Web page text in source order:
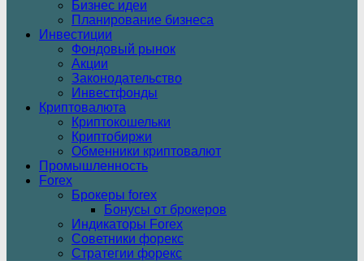
Бизнес идеи
Планирование бизнеса
Инвестиции
Фондовый рынок
Акции
Законодательство
Инвестфонды
Криптовалюта
Криптокошельки
Криптобиржи
Обменники криптовалют
Промышленность
Forex
Брокеры forex
Бонусы от брокеров
Индикаторы Forex
Советники форекс
Стратегии форекс